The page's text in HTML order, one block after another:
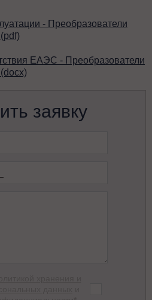
- Преобразователи
ЕАЭС - Преобразователи
заявку